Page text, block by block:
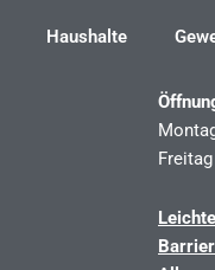
Haushalte